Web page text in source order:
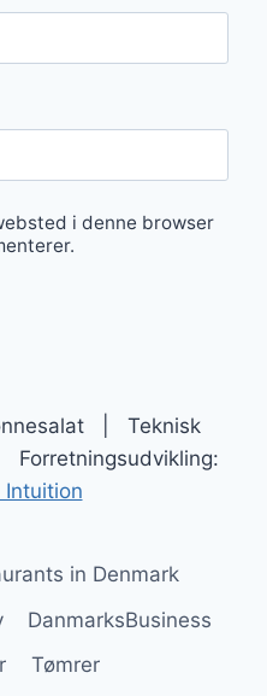
i denne browser
| Teknisk
Intuition
in Denmark
DanmarksBusiness
Tømrer